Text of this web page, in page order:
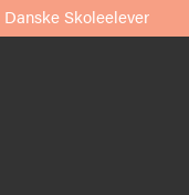
Danske Skoleelever